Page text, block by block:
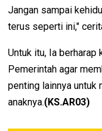
Jangan sampai
terus seperti ini,"
Untuk itu, Ia
Pemerintah agar
penting lainnya untuk
anaknya.(KS.AR03)